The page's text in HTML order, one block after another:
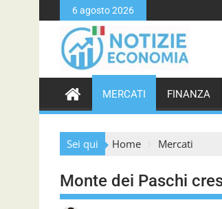
k
t
c
6 agosto 2026
MERCATI FINANZA
Sei qui Home Mercati
Monte dei Paschi